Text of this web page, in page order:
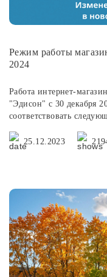
Режим работы
2024
Работа интернет-
"Эдисон" с 30 декабря
соответствовать
25.12.2023